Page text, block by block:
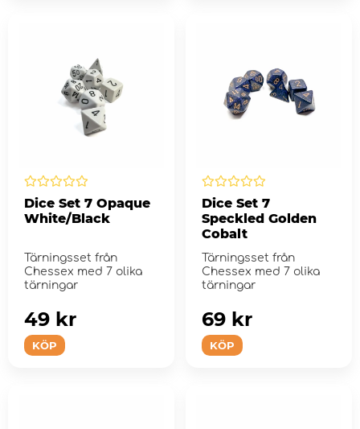
Dice Set 7 Opaque
White/Black
Tärningsset från
Chessex med 7 olika
tärningar
KÖP
49 kr
Dice Set 7
Speckled Golden
Cobalt
Tärningsset från
Chessex med 7 olika
tärningar
KÖP
69 kr